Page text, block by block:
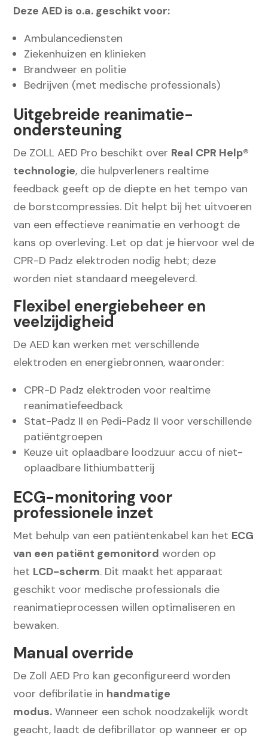
Deze AED is o.a. geschikt voor:
Ambulancediensten
Ziekenhuizen en klinieken
Brandweer en politie
Bedrijven (met medische professionals)
Uitgebreide reanimatie-
ondersteuning
De ZOLL AED Pro beschikt over Real CPR Help®
technologie, die hulpverleners realtime
feedback geeft op de diepte en het tempo van
de borstcompressies. Dit helpt bij het uitvoeren
van een effectieve reanimatie en verhoogt de
kans op overleving. Let op dat je hiervoor wel de
CPR-D Padz elektroden nodig hebt; deze
worden niet standaard meegeleverd.
Flexibel energiebeheer en
veelzijdigheid
De AED kan werken met verschillende
elektroden en energiebronnen, waaronder:
CPR-D Padz elektroden voor realtime
reanimatiefeedback
Stat-Padz II en Pedi-Padz II voor verschillende
patiëntgroepen
Keuze uit oplaadbare loodzuur accu of niet-
oplaadbare lithiumbatterij
ECG-monitoring voor
professionele inzet
Met behulp van een patiëntenkabel kan het ECG
van een patiënt gemonitord worden op
het LCD-scherm. Dit maakt het apparaat
geschikt voor medische professionals die
reanimatieprocessen willen optimaliseren en
bewaken.
Manual override
De Zoll AED Pro kan geconfigureerd worden
voor defibrilatie in handmatige
modus. Wanneer een schok noodzakelijk wordt
geacht, laadt de defibrillator op wanneer er op